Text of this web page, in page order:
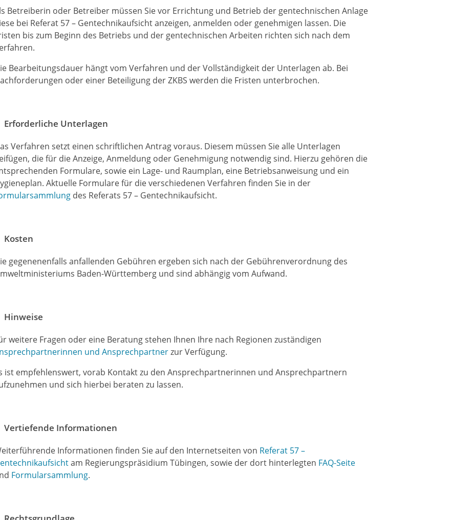
Betreiberin oder Betreiber müssen Sie vor Errichtung und Betrieb der gentechnischen Anlage
bei Referat 57 – Gentechnikaufsicht anzeigen, anmelden oder genehmigen lassen. Die
bis zum Beginn des Betriebs und der gentechnischen Arbeiten richten sich nach dem
Bearbeitungsdauer hängt vom Verfahren und der Vollständigkeit der Unterlagen ab. Bei
oder einer Beteiligung der ZKBS werden die Fristen unterbrochen.
Erforderliche Unterlagen
Verfahren setzt einen schriftlichen Antrag voraus. Diesem müssen Sie alle Unterlagen
die für die Anzeige, Anmeldung oder Genehmigung notwendig sind. Hierzu gehören die
Formulare, sowie ein Lage- und Raumplan, eine Betriebsanweisung und ein
Aktuelle Formulare für die verschiedenen Verfahren finden Sie in der
des Referats 57 – Gentechnikaufsicht.
Kosten
gegenenenfalls anfallenden Gebühren ergeben sich nach der Gebührenverordnung des
Baden-Württemberg und sind abhängig vom Aufwand.
Hinweise
weitere Fragen oder eine Beratung stehen Ihnen Ihre nach Regionen zuständigen
und Ansprechpartnerzur Verfügung.
ist empfehlenswert, vorab Kontakt zu den Ansprechpartnerinnen und Ansprechpartnern
und sich hierbei beraten zu lassen.
Vertiefende Informationen
Informationen finden Sie auf den Internetseiten von Referat 57 –
am Regierungspräsidium Tübingen, sowie der dort hinterlegten FAQ-Seite
Formularsammlung.